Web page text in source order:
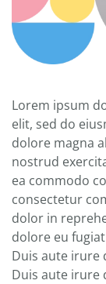
Lorem ipsum
elit, sed do
dolore magna
nostrud
ea commodo
consectetur
dolor in
dolore eu
Duis aute irure
Duis aute irure